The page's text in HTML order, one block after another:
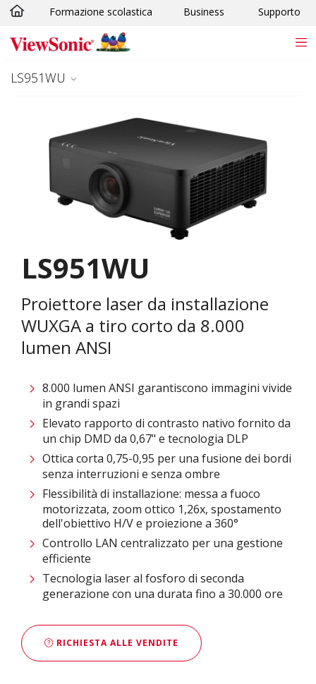
Skip to main content
Formazione scolastica Business Supporto
LS951WU
LS951WU
Proiettore laser da installazione
WUXGA a tiro corto da 8.000
lumen ANSI
8.000 lumen ANSI garantiscono immagini vivide
in grandi spazi
Elevato rapporto di contrasto nativo fornito da
un chip DMD da 0,67" e tecnologia DLP
Ottica corta 0,75-0,95 per una fusione dei bordi
senza interruzioni e senza ombre
Flessibilità di installazione: messa a fuoco
motorizzata, zoom ottico 1,26x, spostamento
dell'obiettivo H/V e proiezione a 360°
Controllo LAN centralizzato per una gestione
efficiente
Tecnologia laser al fosforo di seconda
generazione con una durata fino a 30.000 ore
RICHIESTA ALLE VENDITE